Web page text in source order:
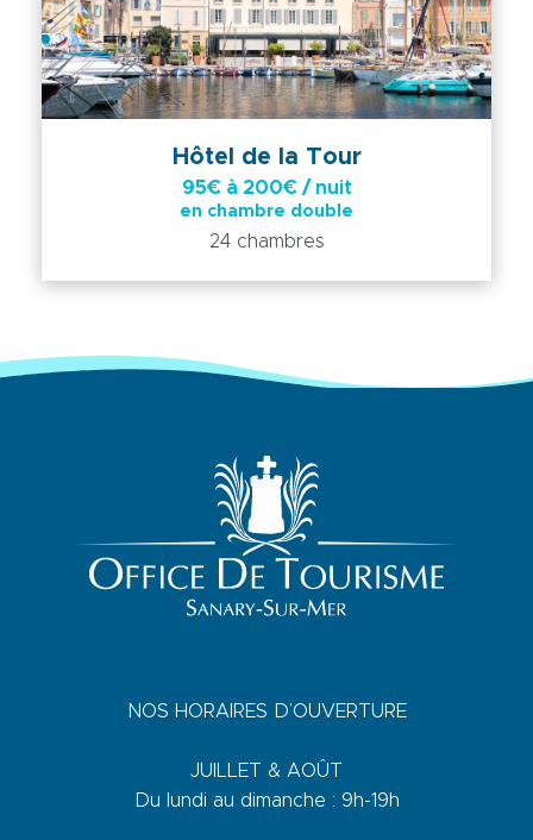
Hôtel de la Tour
95€ à 200€ / nuit
en chambre double
24 chambres
NOS HORAIRES D’OUVERTURE
JUILLET & AOÛT
Du lundi au dimanche : 9h-19h